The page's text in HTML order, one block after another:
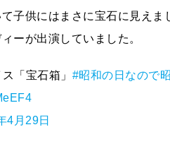
子供にはまさに宝石に見え
ーが出演していました。
「宝石箱」 #昭和の日なので
4月29日